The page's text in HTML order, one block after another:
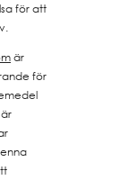
för att
är
för